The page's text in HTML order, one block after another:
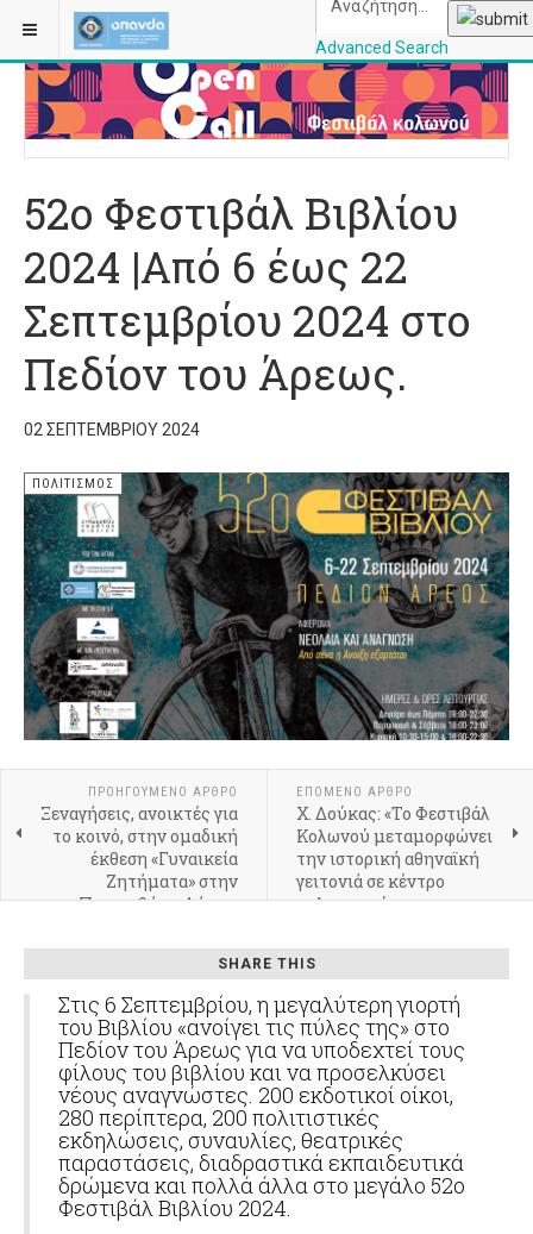
Advanced Search
ΒΡΊΣΚΕΣΤΕ ΕΔΏ: ΑΡΧΙΚΉ
52ο Φεστιβάλ Βιβλίου
2024 |Από 6 έως 22
Σεπτεμβρίου 2024 στο
Πεδίον του Άρεως.
02 ΣΕΠΤΕΜΒΡΊΟΥ 2024
ΠΟΛΙΤΙΣΜΌΣ
ΠΡΟΗΓΟΎΜΕΝΟ ΆΡΘΡΟ
Ξεναγήσεις, ανοικτές για
το κοινό, στην ομαδική
έκθεση «Γυναικεία
Ζητήματα» στην
Πινακοθήκη Δήμου
ΕΠΌΜΕΝΟ ΆΡΘΡΟ
Χ. Δούκας: «Το Φεστιβάλ
Κολωνού μεταμορφώνει
την ιστορική αθηναϊκή
γειτονιά σε κέντρο
πολιτισμού»
SHARE THIS
Στις 6 Σεπτεμβρίου, η μεγαλύτερη γιορτή
του Βιβλίου «ανοίγει τις πύλες της» στο
Πεδίον του Άρεως για να υποδεχτεί τους
φίλους του βιβλίου και να προσελκύσει
νέους αναγνώστες. 200 εκδοτικοί οίκοι,
280 περίπτερα, 200 πολιτιστικές
εκδηλώσεις, συναυλίες, θεατρικές
παραστάσεις, διαδραστικά εκπαιδευτικά
δρώμενα και πολλά άλλα στο μεγάλο 52ο
Φεστιβάλ Βιβλίου 2024.